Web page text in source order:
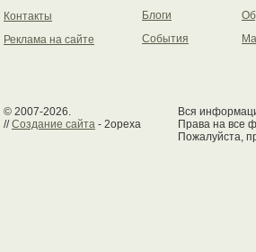
Контакты
Реклама на сайте
Блоги
События
© 2007-2026.
//Создание сайта - 2opexa
Вся
Права на все
Пожалуйста,